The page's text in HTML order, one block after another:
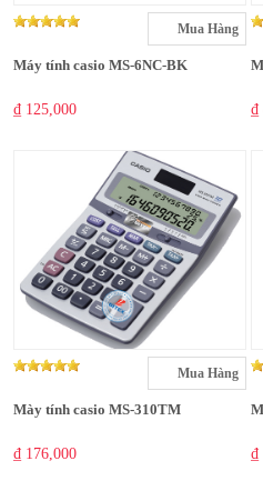
Mua Hàng
Máy tính casio MS-6NC-BK
₫ 125,000 ₫
Mua Hàng
Mày tính casio MS-310TM
₫ 176,000 ₫